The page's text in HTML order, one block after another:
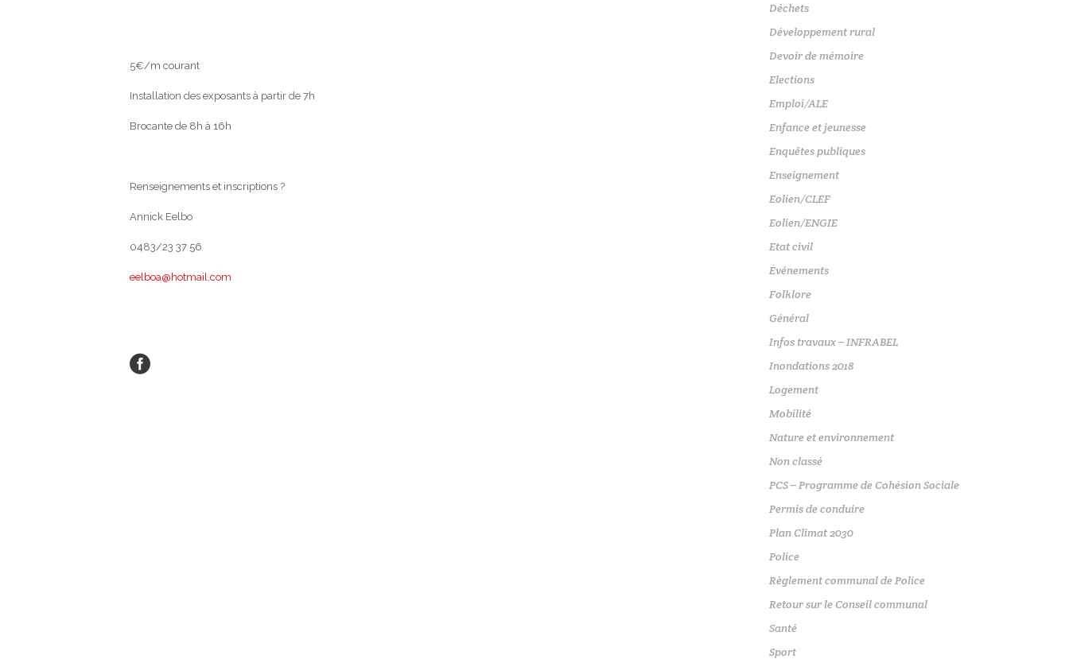
5€/m courant
Installation des exposants à partir de 7h
Brocante de 8h à 16h
Renseignements et inscriptions ?
Annick Eelbo
0483/23 37 56
eelboa@hotmail.com
Déchets
Développement rural
Devoir de mémoire
Elections
Emploi/ALE
Enfance et jeunesse
Enquêtes publiques
Enseignement
Eolien/CLEF
Eolien/ENGIE
Etat civil
Événements
Folklore
Général
Infos travaux – INFRABEL
Inondations 2018
Logement
Mobilité
Nature et environnement
Non classé
PCS – Programme de Cohésion Sociale
Permis de conduire
Plan Climat 2030
Police
Règlement communal de Police
Retour sur le Conseil communal
Santé
Sport